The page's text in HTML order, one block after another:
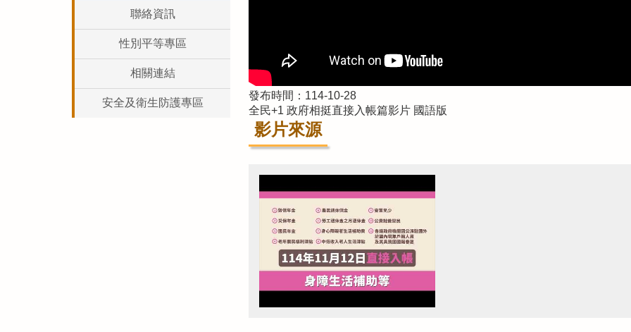
聯絡資訊
性別平等專區
相關連結
安全及衛生防護專區
發布時間：114-10-28
全民+1 政府相挺直接入帳篇影片 國語版
影片來源